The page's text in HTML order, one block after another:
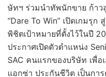
ษัทฯ ร่วมนำทัพนักขาย ก้าว
“Dare To Win” เปิดเกมรุ
พิชิตเป้าหมายที่ตั้งไว้ในปี
ประกาศเปิดตัวตำแหน่ง
SAC คนแรกของบริษัท เพื่อ
แอกซ่า ประกันชีวิต เป็นกา